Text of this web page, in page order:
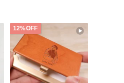
12%OFF